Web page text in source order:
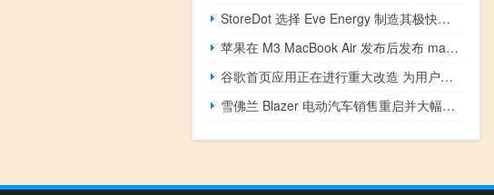
StoreDot 选择 Eve Energy 制造其极快充电电池
苹果在 M3 MacBook Air 发布后发布 macOS 14.4 RC
谷歌首页应用正在进行重大改造 为用户提供更可定制的体验
雪佛兰 Blazer 电动汽车销售重启并大幅降价